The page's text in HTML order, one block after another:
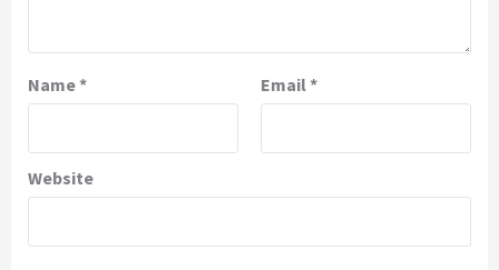
Name* Email *
Website